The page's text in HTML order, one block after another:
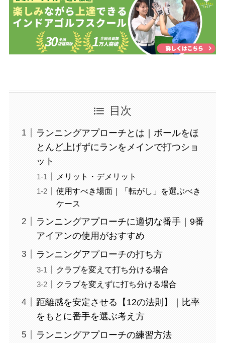
目次
ランニングアプローチとは｜ボールをほ
とんど上げずにランをメインで打つショ
ット
メリット・デメリット
使用すべき場面｜「転がし」を選ぶべき
ケース
ランニングアプローチに適切な番手｜9番
アイアンの使用がおすすめ
ランニングアプローチの打ち方
クラブを変えて打ち分ける場合
クラブを変えずに打ち分ける場合
距離感を安定させる【12の法則】｜比率
をもとに番手を選ぶ考え方
ランニングアプローチの練習方法